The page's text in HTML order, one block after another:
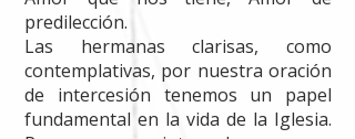
predilección.
Las hermanas clarisas, como
contemplativas, por nuestra oración
de intercesión tenemos un papel
fundamental en la vida de la Iglesia.